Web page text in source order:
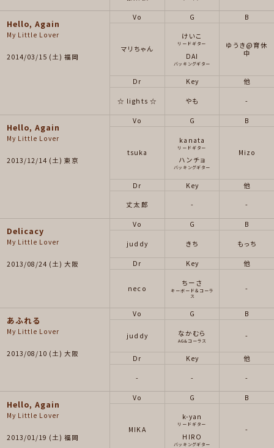
Hello, Again
My Little Lover
2014/03/15 (土) 福岡
Vo
マリちゃん
G
けいこ
リードギター
DAI
バッキングギター
B
ゆうき@育休
中
Dr
☆ lights ☆
Key
やも
他
-
Hello, Again
My Little Lover
2013/12/14 (土) 東京
Vo
tsuka
G
kanata
リードギター
ハンチョ
バッキングギター
B
Mizo
Dr
丈太郎
Key
-
他
-
Delicacy
My Little Lover
2013/08/24 (土) 大阪
Vo
juddy
G
きち
B
もっち
Dr
neco
Key
ちーさ
キーボード＆コーラ
ス
他
-
あふれる
My Little Lover
2013/08/10 (土) 大阪
Vo
juddy
G
なかむら
AG&コーラス
B
-
Dr
-
Key
-
他
-
Hello, Again
My Little Lover
2013/01/19 (土) 福岡
Vo
MIKA
G
k-yan
リードギター
HIRO
バッキングギター
B
-